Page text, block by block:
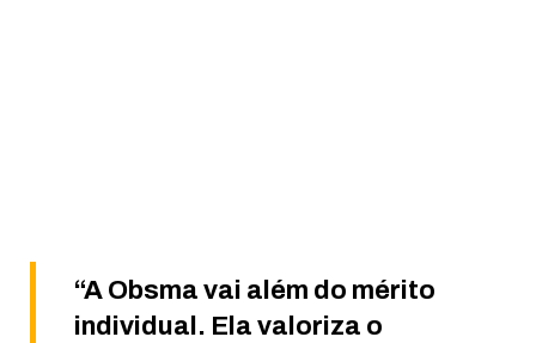
“A Obsma vai além do mérito
individual. Ela valoriza o